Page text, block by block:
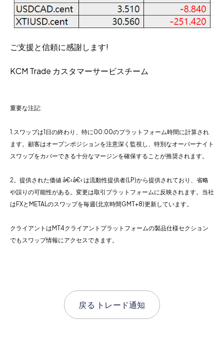
ご支援と信頼に感謝します!
KCM Trade カスタマーサービスチーム
重要な注記:
1.スワップは1日の終わり、特に00:00のプラットフォーム時間に計算され
ます。顧客はオープンポジションを注意深く監視し、特別なオーバーナイト
スワップをカバーできる十分なマージンを確保することが推奨されます。
2。提供された価値 â€‹â€‹ は流動性提供者(LP)から提供されており、省略
や誤りの可能性がある。変更は取引プラットフォームに反映されます。当社
はFXとMETALのスワップを毎週(北京時間GMT+8)更新しています。
クライアントはMT4クライアントプラットフォームの製品仕様セクション
でもスワップ情報にアクセスできます。
戻る トレード通知